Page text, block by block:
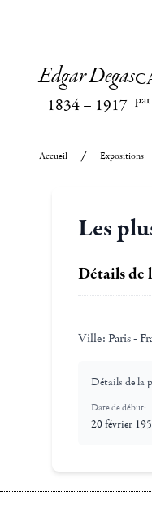
Edgar Degas
1834– 1917 par
Accueil Expositions
Les
Détails de
Ville: Paris -
Détails de la
Date de début:
20 février